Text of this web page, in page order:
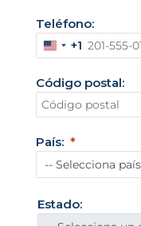
Teléfono:
E
t
a
d
o
s
n
+1
Código postal:
País:
Estado: